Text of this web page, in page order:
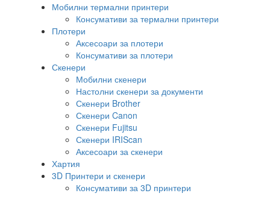
Мобилни термални принтери
Консумативи за термални принтери
Плотери
Аксесоари за плотери
Консумативи за плотери
Скенери
Мобилни скенери
Настолни скенери за документи
Скенери Brother
Скенери Canon
Скенери Fujitsu
Скенери IRIScan
Аксесоари за скенери
Хартия
3D Принтери и скенери
Консумативи за 3D принтери